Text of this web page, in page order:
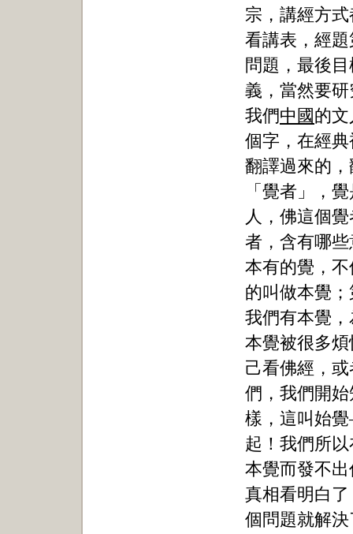
宗，講經方
看講表，經
問題，最後
義，當然要
我們中國的
個字，在經
翻譯過來的
「覺者」，
人，佛這個
者，含有哪
本有的覺，
的叫做本覺
我們有本覺
本覺被很多
己看佛經，
們，我們開
樣，這叫始
起！我們所
本覺而發不
真相看明白
個問題就解